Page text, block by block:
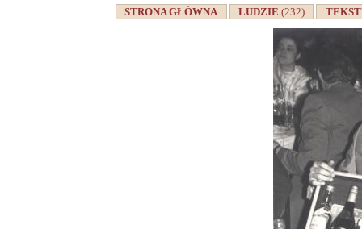
STRONA GŁÓWNA LUDZIE(232)